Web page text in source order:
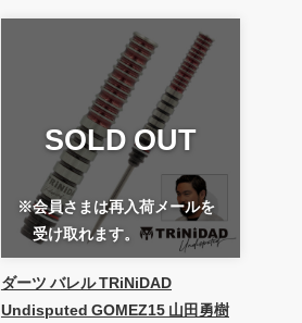
SOLD OUT
※会員さまは再入荷メールを
受け取れます。
ダーツ バレル TRiNiDAD
Undisputed GOMEZ15 山田勇樹